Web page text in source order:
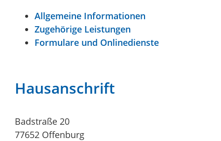
Allgemeine Informationen
Zugehörige Leistungen
Formulare und Onlinedienste
Hausanschrift
Badstraße 20
77652 Offenburg